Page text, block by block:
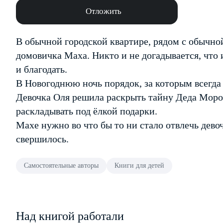
Отложить
В обычной городской квартире, рядом с
домовичка Маха. Никто и не догадывается, что
и благодать.
В Новогоднюю ночь порядок, за которым
Девочка Оля решила раскрыть тайну Деда
раскладывать под ёлкой подарки.
Махе нужно во что бы то ни стало отвлечь
свершилось.
Самостоятельные авторы Книги для детей
Над книгой работали